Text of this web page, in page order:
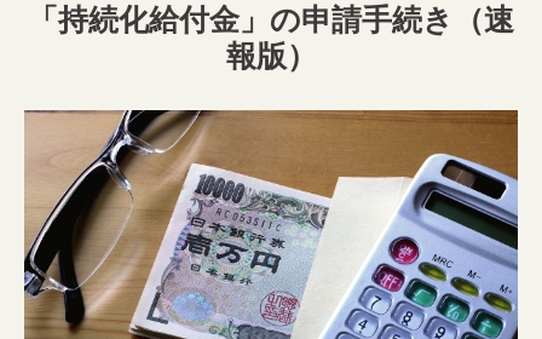
「持続化給付金」の申請手続き（速
報版）